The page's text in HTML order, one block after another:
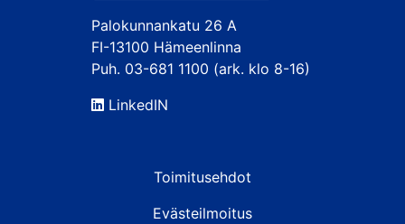
Palokunnankatu 26 A
FI-13100 Hämeenlinna
Puh. 03-681 1100 (ark. klo 8-16)
LinkedIN
Toimitusehdot
Evästeilmoitus